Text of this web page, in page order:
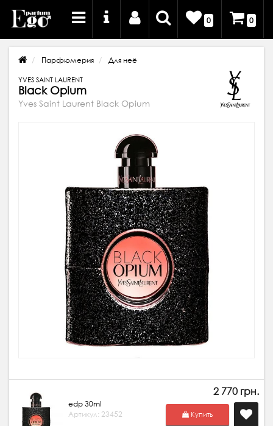
0 0
Парфюмерия Для неё
YVES SAINT LAURENT
Black Opium
Yves Saint Laurent Black Opium
edp 30ml
Артикул: 23452
2 770 грн.
Купить